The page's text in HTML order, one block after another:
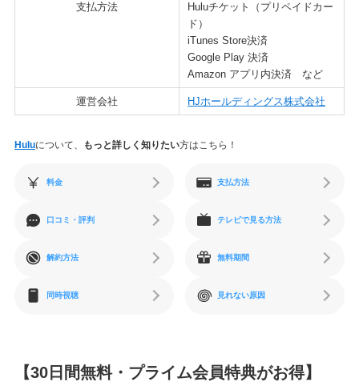
支払方法
Huluチケット（プリペイドカー
ド）
iTunes Store決済
Google Play 決済
Amazon アプリ内決済 など
運営会社 HJホールディングス株式会社
Huluについて、 もっと詳しく知りたい方はこちら！
料金 支払方法
口コミ・評判 テレビで見る方法
解約方法 無料期間
同時視聴 見れない原因
【30日間無料・プライム会員特典がお得】